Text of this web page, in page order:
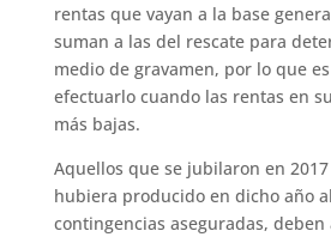
rentas que vayan a la base
suman a las del rescate para
medio de gravamen, por lo que
efectuarlo cuando las rentas en
más bajas.
Aquellos que se jubilaron en
hubiera producido en dicho año
contingencias aseguradas, deben